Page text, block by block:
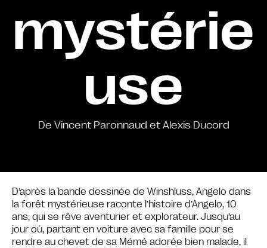
mystérie
use
De Vincent Paronnaud et Alexis Ducord
D’après la bande dessinée de Winshluss, Angelo dans
la forêt mystérieuse raconte l’histoire d’Angelo, 10
ans, qui se rêve aventurier et explorateur. Jusqu’au
jour où, partant en voiture avec sa famille pour se
rendre au chevet de sa Mémé adorée bien malade, il